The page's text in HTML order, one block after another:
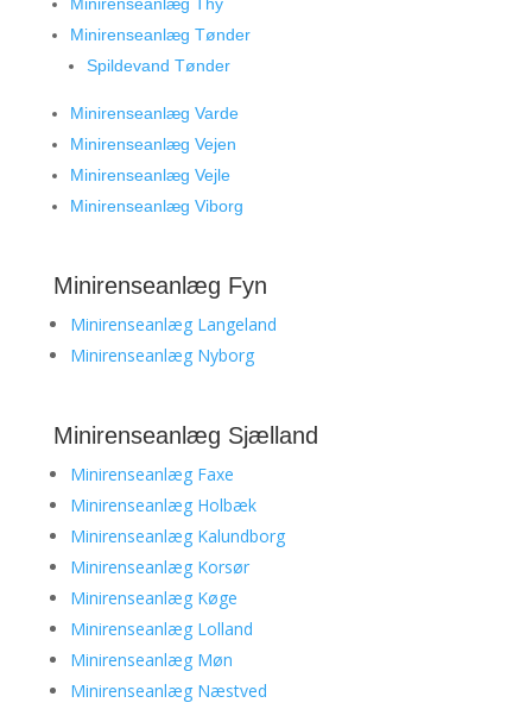
Minirenseanlæg Tønder
Spildevand Tønder
Minirenseanlæg Varde
Minirenseanlæg Vejen
Minirenseanlæg Vejle
Minirenseanlæg Viborg
Minirenseanlæg Fyn
Minirenseanlæg Langeland
Minirenseanlæg Nyborg
Minirenseanlæg Sjælland
Minirenseanlæg Faxe
Minirenseanlæg Holbæk
Minirenseanlæg Kalundborg
Minirenseanlæg Korsør
Minirenseanlæg Køge
Minirenseanlæg Lolland
Minirenseanlæg Møn
Minirenseanlæg Næstved